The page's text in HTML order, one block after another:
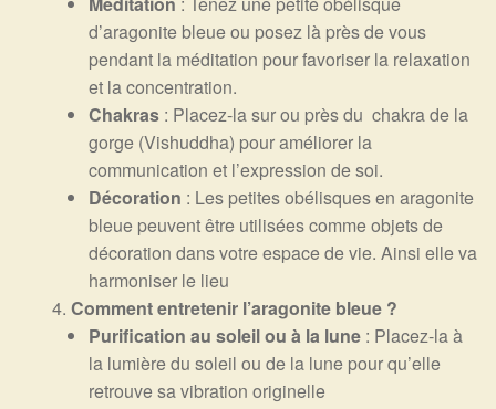
d’aragonite bleue ou posez là près de vous
pendant la méditation pour favoriser la relaxation
et la concentration.
Chakras : Placez-la sur ou près du chakra de la
gorge (Vishuddha) pour améliorer la
communication et l’expression de soi.
Décoration : Les petites obélisques en aragonite
bleue peuvent être utilisées comme objets de
décoration dans votre espace de vie. Ainsi elle va
harmoniser le lieu
Comment entretenir l’aragonite bleue ?
Purification au soleil ou à la lune : Placez-la à
la lumière du soleil ou de la lune pour qu’elle
retrouve sa vibration originelle